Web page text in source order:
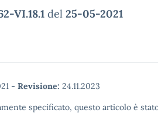
VI.18.1 del 25-05-2021
- Revisione: 24.11.2023
specificato, questo articolo è